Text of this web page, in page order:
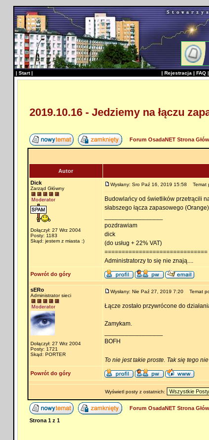
| Start| | Rejestracja | FAQ |
2019.10.16 - Jedziemy na łączu
Forum OsadaNET Strona
Autor
Dick
Zarząd Główny
Dołączył: 27 Wrz 2004
Posty: 1183
Skąd: jestem z miasta :)
Wysłany: Sro Paź 16, 2019 15:58 Temat
Budowlańcy od świetlików przetrącili
słabszego łącza zapasowego
pozdrawiam
dick
(do usług + 22% VAT)
==============================
Administratorzy to się nie znają....
Powrót do góry
sERo
Administrator sieci
Dołączył: 27 Wrz 2004
Posty: 1721
Skąd: PORTER
Wysłany: Nie Paź 27, 2019 7:20 Temat
Łącze zostało przywrócone do
Zamykam.
BOFH
To nie jest takie proste. Tak się tego
Powrót do góry
Wyświetl posty z ostatnich:
Forum OsadaNET Strona
Strona 1z 1